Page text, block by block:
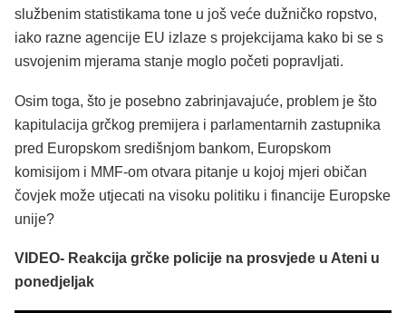
službenim statistikama tone u još veće dužničko ropstvo,
iako razne agencije EU izlaze s projekcijama kako bi se s
usvojenim mjerama stanje moglo početi popravljati.
Osim toga, što je posebno zabrinjavajuće, problem je što
kapitulacija grčkog premijera i parlamentarnih zastupnika
pred Europskom središnjom bankom, Europskom
komisijom i MMF-om otvara pitanje u kojoj mjeri običan
čovjek može utjecati na visoku politiku i financije Europske
unije?
VIDEO- Reakcija grčke policije na prosvjede u Ateni u
ponedjeljak